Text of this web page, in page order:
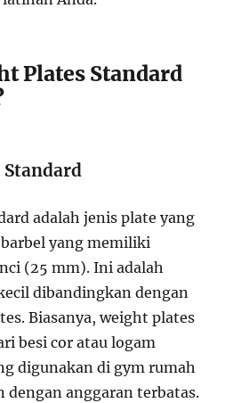
Plates Standard
adalah jenis plate yang
yang memiliki
(25 mm). Ini adalah
dibandingkan dengan
Biasanya, weight plates
besi cor atau logam
digunakan di gym rumah
dengan anggaran terbatas.